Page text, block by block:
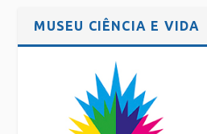
MUSEU CIÊNCIA E VIDA